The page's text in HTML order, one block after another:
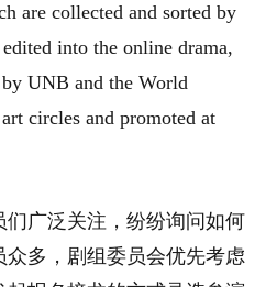
are collected and sorted by
into the online drama,
UNB and the World
circles and promoted at
广泛关注，纷纷询问如何
多，剧组委员会优先考虑